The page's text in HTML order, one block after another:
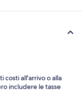
costi all'arrivo o alla
includere le tasse